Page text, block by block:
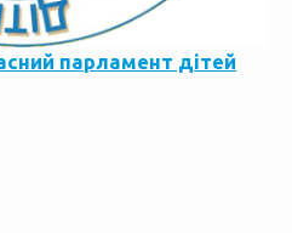
парламент дітей